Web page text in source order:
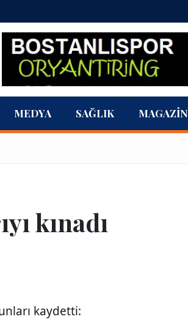
MEDYA SAĞLIK MAGAZIN
kınadı
kaydetti: